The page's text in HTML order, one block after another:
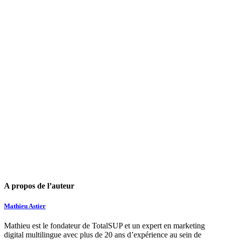
A propos de l’auteur
Mathieu Astier
Mathieu est le fondateur de TotalSUP et un expert en marketing
digital multilingue avec plus de 20 ans d’expérience au sein de